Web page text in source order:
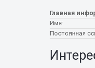
Главная
Имя:
Постоянная